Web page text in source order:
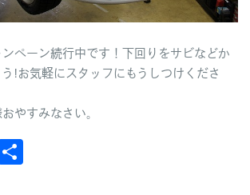
ペーン続行中です！下回りをサビなどか
!お気軽にスタッフにもうしつけくださ
やすみなさい。